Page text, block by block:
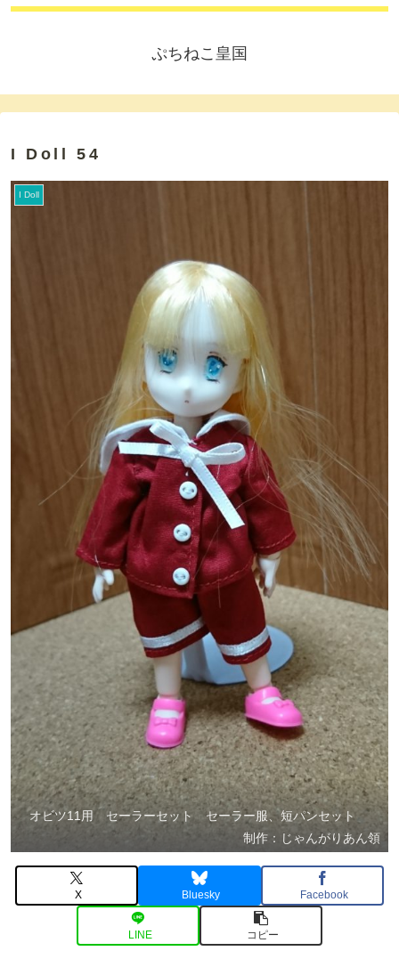
ぷちねこ皇国
I Doll 54
I Doll
オビツ11用 セーラーセット セーラー服、短パンセット
制作：じゃんがりあん領
X Bluesky Facebook
LINE コピー